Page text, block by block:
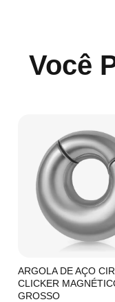
Você
ARGOLA DE AÇO
CLICKER
GROSSO